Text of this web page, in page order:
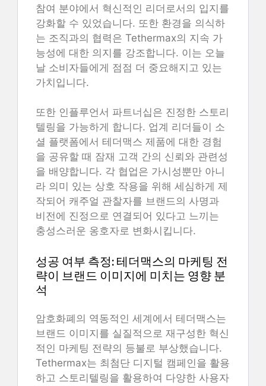
참여 분야에서 혁신적인 리더로서의 입지를
강화할 수 있었습니다. 또한 환경을 의식하
는 조직과의 협력은 Tethermax의 지속 가
능성에 대한 의지를 강조합니다. 이는 오늘
날 소비자들에게 점점 더 중요해지고 있는
가치입니다.
또한 인플루언서 파트너십은 진정한 스토리
텔링을 가능하게 합니다. 업계 리더들이 소
셜 플랫폼에서 테더맥스 제품에 대한 경험
을 공유할 때 잠재 고객 간의 신뢰와 관련성
을 배양합니다. 각 협업은 가시성뿐만 아니
라 의미 있는 상호 작용을 위해 세심하게 제
작되어 캐주얼 관찰자를 브랜드의 사명과
비전에 진정으로 연결되어 있다고 느끼는
충성스러운 옹호자로 변화시킵니다.
성공 여부 측정: 테더맥스의 마케팅 전
략이 브랜드 이미지에 미치는 영향 분
석
암호화폐의 역동적인 세계에서 테더맥스는
브랜드 이미지를 실질적으로 재구성한 혁신
적인 마케팅 전략의 등불로 부상했습니다.
Tethermax는 최첨단 디지털 캠페인을 활용
하고 스토리텔링을 활용하여 다양한 사용자